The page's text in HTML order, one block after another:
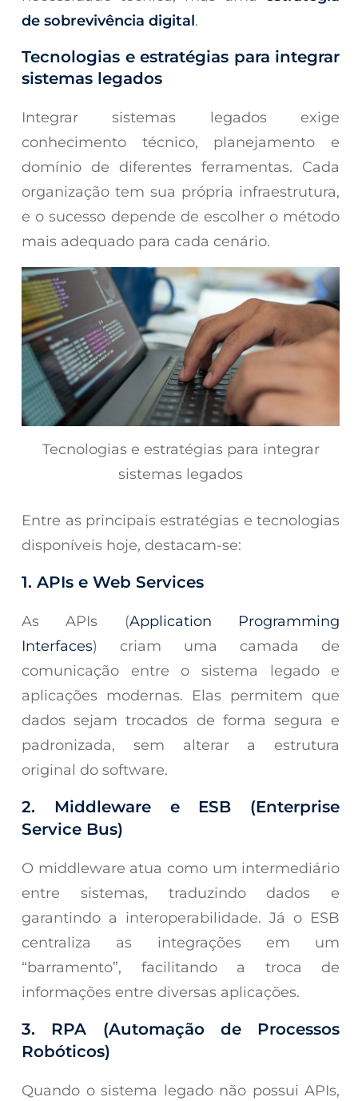
de sobrevivência digital.
Tecnologias e estratégias para integrar
sistemas legados
Integrar sistemas legados exige
conhecimento técnico, planejamento e
domínio de diferentes ferramentas. Cada
organização tem sua própria infraestrutura,
e o sucesso depende de escolher o método
mais adequado para cada cenário.
Tecnologias e estratégias para integrar
sistemas legados
Entre as principais estratégias e tecnologias
disponíveis hoje, destacam-se:
1. APIs e Web Services
As APIs (Application Programming
Interfaces) criam uma camada de
comunicação entre o sistema legado e
aplicações modernas. Elas permitem que
dados sejam trocados de forma segura e
padronizada, sem alterar a estrutura
original do software.
2. Middleware e ESB (Enterprise
Service Bus)
O middleware atua como um intermediário
entre sistemas, traduzindo dados e
garantindo a interoperabilidade. Já o ESB
centraliza as integrações em um
“barramento”, facilitando a troca de
informações entre diversas aplicações.
3. RPA (Automação de Processos
Robóticos)
Quando o sistema legado não possui APIs,